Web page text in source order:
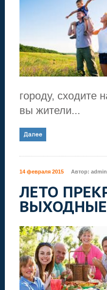
городу, сходите
вы жители...
14 февраля 2015 Автор: admin
ЛЕТО
ВЫХОДНЫЕ